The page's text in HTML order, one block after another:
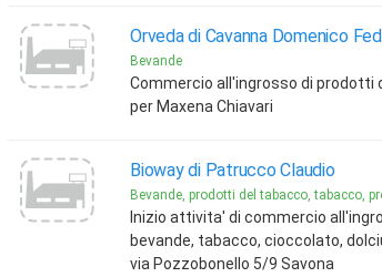
Orveda di Cavanna Domenico
Bevande
Commercio all'ingrosso di prodotti
per Maxena Chiavari
Bioway di Patrucco Claudio
Bevande, prodotti del tabacco, tabacco,
Inizio attivita' di commercio
bevande, tabacco, cioccolato,
via Pozzobonello 5/9 Savona